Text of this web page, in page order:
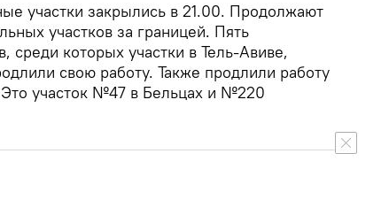
участки закрылись в 21.00. Продолжают
участков за границей. Пять
среди которых участки в Тель-Авиве,
свою работу. Также продлили работу
участок №47 в Бельцах и №220